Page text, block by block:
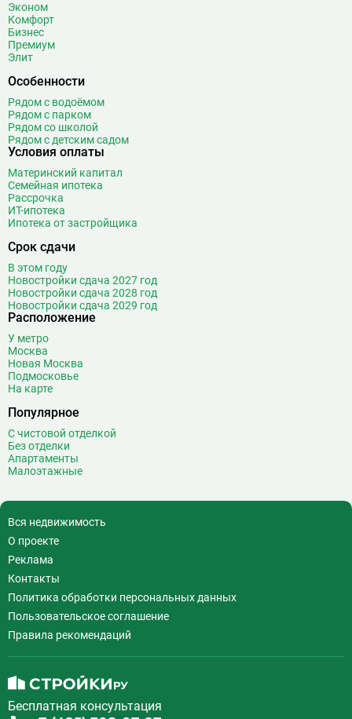
Эконом
Комфорт
Бизнес
Премиум
Элит
Особенности
Рядом с водоёмом
Рядом с парком
Рядом со школой
Рядом с детским садом
Условия оплаты
Материнский капитал
Семейная ипотека
Рассрочка
ИТ-ипотека
Ипотека от застройщика
Срок сдачи
В этом году
Новостройки сдача 2027 год
Новостройки сдача 2028 год
Новостройки сдача 2029 год
Расположение
У метро
Москва
Новая Москва
Подмосковье
На карте
Популярное
С чистовой отделкой
Без отделки
Апартаменты
Малоэтажные
Вся недвижимость
О проекте
Реклама
Контакты
Политика обработки персональных данных
Пользовательское соглашение
Правила рекомендаций
Бесплатная консультация